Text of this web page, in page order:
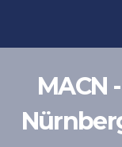
MACN